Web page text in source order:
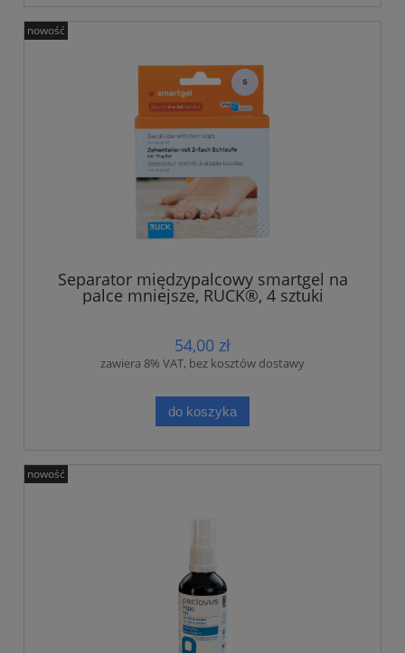
Separator międzypalcowy smartgel na
palce mniejsze, RUCK®, 4 sztuki
54,00 zł
zawiera 8% VAT, bez kosztów dostawy
do koszyka
nowość
nowość